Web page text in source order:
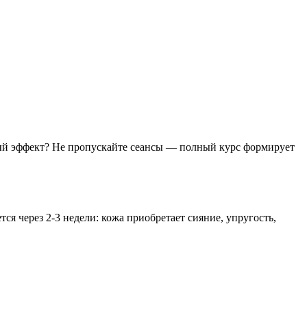
эффект? Не пропускайте сеансы — полный курс формирует
через 2-3 недели: кожа приобретает сияние, упругость,